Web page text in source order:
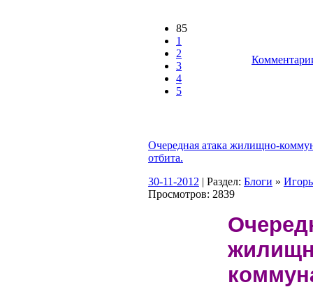
85
1
2
3
4
5
Очередная атака жилищно-
отбита.
30-11-2012 | Раздел: Блоги »
Просмотров: 2839